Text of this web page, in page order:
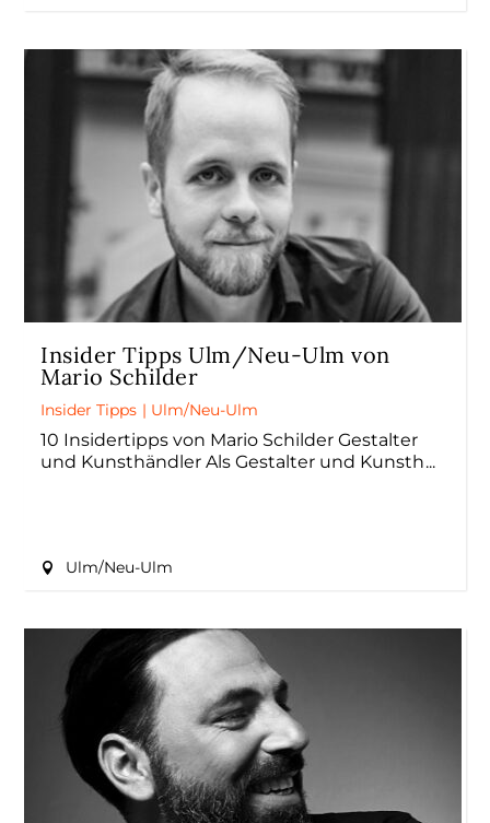
Insider Tipps Ulm/Neu-Ulm von
Mario Schilder
Insider Tipps | Ulm/Neu-Ulm
10 Insidertipps von Mario Schilder Gestalter
und Kunsthändler Als Gestalter und Kunsth
Ulm/Neu-Ulm